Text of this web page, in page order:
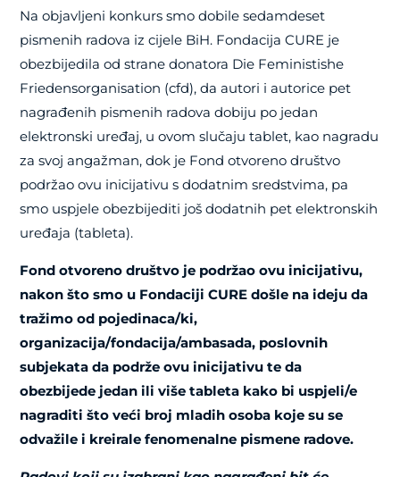
Na objavljeni konkurs smo dobile sedamdeset
pismenih radova iz cijele BiH. Fondacija CURE je
obezbijedila od strane donatora Die Feministishe
Friedensorganisation (cfd), da autori i autorice pet
nagrađenih pismenih radova dobiju po jedan
elektronski uređaj, u ovom slučaju tablet, kao nagradu
za svoj angažman, dok je Fond otvoreno društvo
podržao ovu inicijativu s dodatnim sredstvima, pa
smo uspjele obezbijediti još dodatnih pet elektronskih
uređaja (tableta).
Fond otvoreno društvo je podržao ovu inicijativu,
nakon što smo u Fondaciji CURE došle na ideju da
tražimo od pojedinaca/ki,
organizacija/fondacija/ambasada, poslovnih
subjekata da podrže ovu inicijativu te da
obezbijede jedan ili više tableta kako bi uspjeli/e
nagraditi što veći broj mladih osoba koje su se
odvažile i kreirale fenomenalne pismene radove.